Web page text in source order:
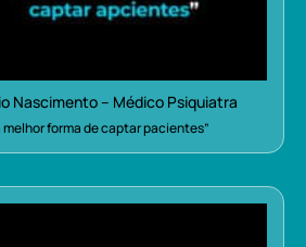
Nascimento – Médico Psiquiatra
melhor forma de captar pacientes”